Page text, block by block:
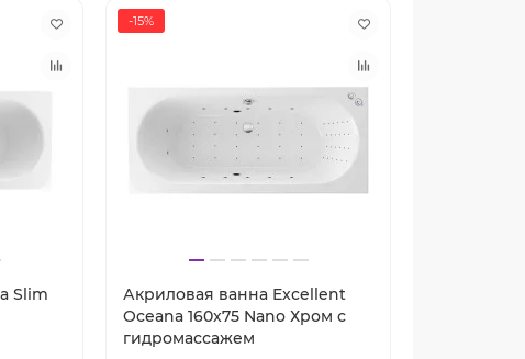
Slim
-15%
Акриловая ванна Excellent
Oceana 160x75 Nano Хром с
гидромассажем